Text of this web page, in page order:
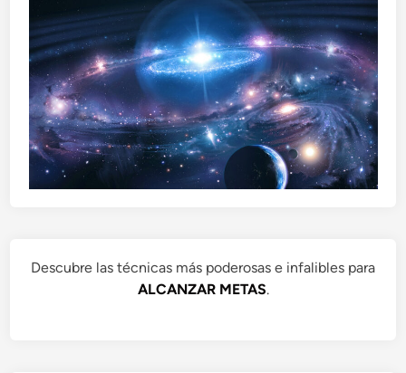
Descubre las técnicas más poderosas e infalibles para
ALCANZAR METAS.